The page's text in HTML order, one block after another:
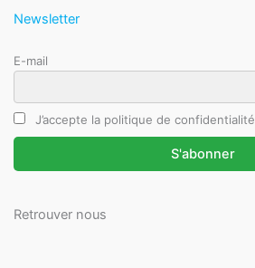
Newsletter
E-mail
J’accepte la politique de confidentialité
Retrouver nous